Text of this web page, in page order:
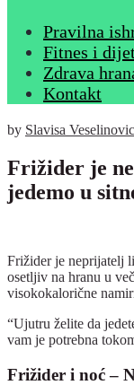
Pravilna
Fitnes i
Zdrava
Kontakt
by Slavisa Veselinovic
Frižider je
jedemo u
Frižider je neprijatelj
osetljiv na hranu u
visokokalorične
“Ujutru želite da
vam je potrebna
Frižider i noć –